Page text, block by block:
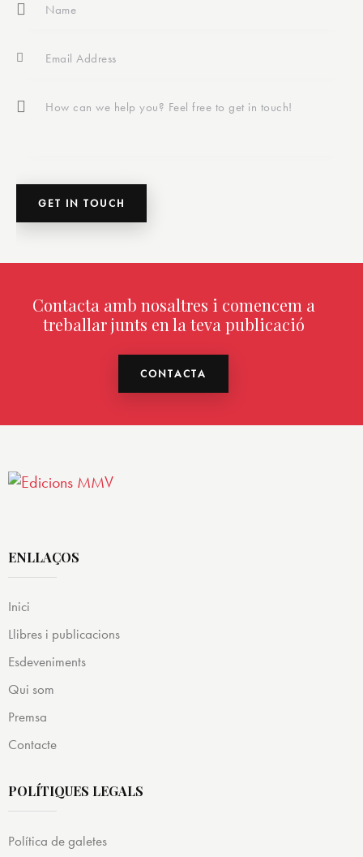
Contacta amb nosaltres i comencem a
treballar junts en la teva publicació
CONTACTA
ENLLAÇOS
Inici
Llibres i publicacions
Esdeveniments
Qui som
Premsa
Contacte
POLÍTIQUES LEGALS
Política de galetes